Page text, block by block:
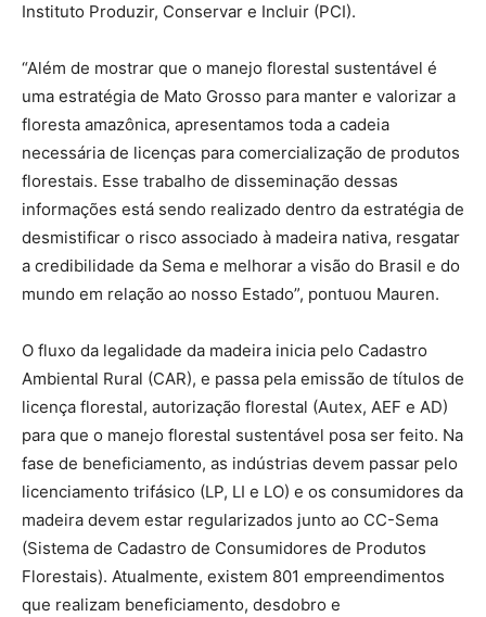
Instituto Produzir, Conservar e Incluir (PCI).
“Além de mostrar que o manejo florestal sustentável é
uma estratégia de Mato Grosso para manter e valorizar a
floresta amazônica, apresentamos toda a cadeia
necessária de licenças para comercialização de produtos
florestais. Esse trabalho de disseminação dessas
informações está sendo realizado dentro da estratégia de
desmistificar o risco associado à madeira nativa, resgatar
a credibilidade da Sema e melhorar a visão do Brasil e do
mundo em relação ao nosso Estado”, pontuou Mauren.
O fluxo da legalidade da madeira inicia pelo Cadastro
Ambiental Rural (CAR), e passa pela emissão de títulos de
licença florestal, autorização florestal (Autex, AEF e AD)
para que o manejo florestal sustentável posa ser feito. Na
fase de beneficiamento, as indústrias devem passar pelo
licenciamento trifásico (LP, LI e LO) e os consumidores da
madeira devem estar regularizados junto ao CC-Sema
(Sistema de Cadastro de Consumidores de Produtos
Florestais). Atualmente, existem 801 empreendimentos
que realizam beneficiamento, desdobro e